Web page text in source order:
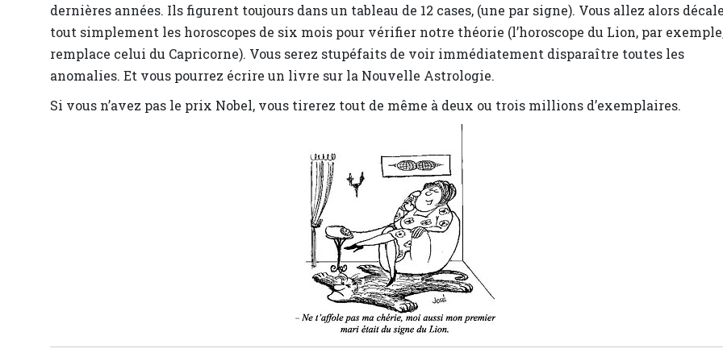
dernières années. Ils figurent toujours dans un tableau de 12 cases, (une par signe). Vous allez alors
tout simplement les horoscopes de six mois pour vérifier notre théorie (l’horoscope du Lion, par
remplace celui du Capricorne). Vous serez stupéfaits de voir immédiatement disparaître toutes les
anomalies. Et vous pourrez écrire un livre sur la Nouvelle Astrologie.
Si vous n’avez pas le prix Nobel, vous tirerez tout de même à deux ou trois millions d’exemplaires.